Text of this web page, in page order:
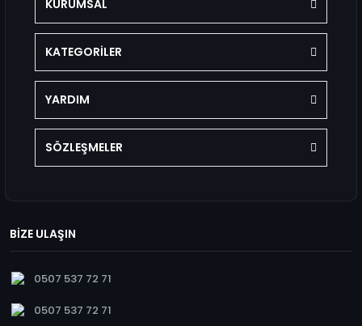
KURUMSAL
KATEGORİLER
YARDIM
SÖZLEŞMELER
BİZE ULAŞIN
0507 537 72 71
0507 537 72 71